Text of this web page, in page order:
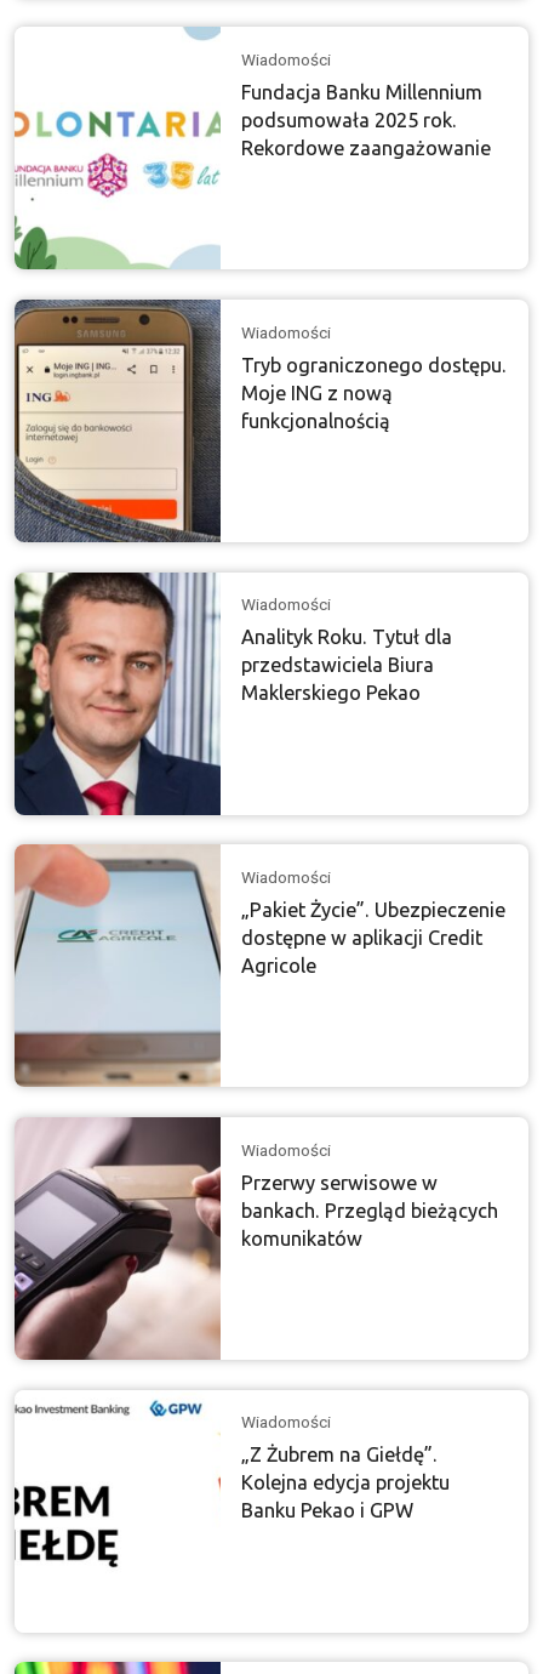
Wiadomości
Fundacja Banku Millennium
podsumowała 2025 rok.
Rekordowe zaangażowanie
Wiadomości
Tryb ograniczonego dostępu.
Moje ING z nową
funkcjonalnością
Wiadomości
Analityk Roku. Tytuł dla
przedstawiciela Biura
Maklerskiego Pekao
Wiadomości
„Pakiet Życie”. Ubezpieczenie
dostępne w aplikacji Credit
Agricole
Wiadomości
Przerwy serwisowe w
bankach. Przegląd bieżących
komunikatów
Wiadomości
„Z Żubrem na Giełdę”.
Kolejna edycja projektu
Banku Pekao i GPW